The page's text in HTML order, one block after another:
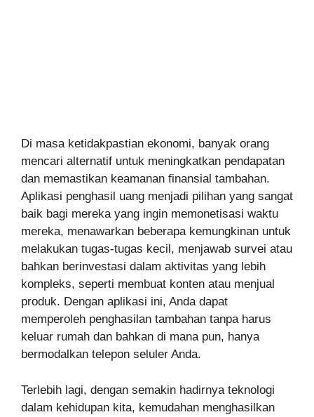
Di masa ketidakpastian ekonomi, banyak orang
mencari alternatif untuk meningkatkan pendapatan
dan memastikan keamanan finansial tambahan.
Aplikasi penghasil uang menjadi pilihan yang sangat
baik bagi mereka yang ingin memonetisasi waktu
mereka, menawarkan beberapa kemungkinan untuk
melakukan tugas-tugas kecil, menjawab survei atau
bahkan berinvestasi dalam aktivitas yang lebih
kompleks, seperti membuat konten atau menjual
produk. Dengan aplikasi ini, Anda dapat
memperoleh penghasilan tambahan tanpa harus
keluar rumah dan bahkan di mana pun, hanya
bermodalkan telepon seluler Anda.
Terlebih lagi, dengan semakin hadirnya teknologi
dalam kehidupan kita, kemudahan menghasilkan